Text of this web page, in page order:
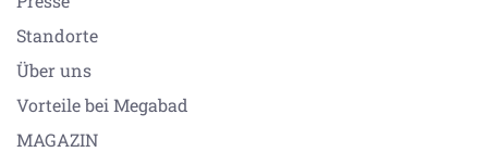
Standorte
Über uns
Vorteile bei Megabad
MAGAZIN